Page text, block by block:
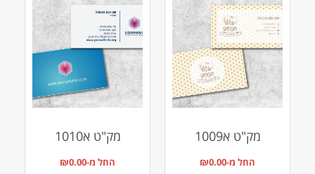
מק"ט א1009
החל מ- ₪0.00
מק"ט א1010
החל מ- ₪0.00